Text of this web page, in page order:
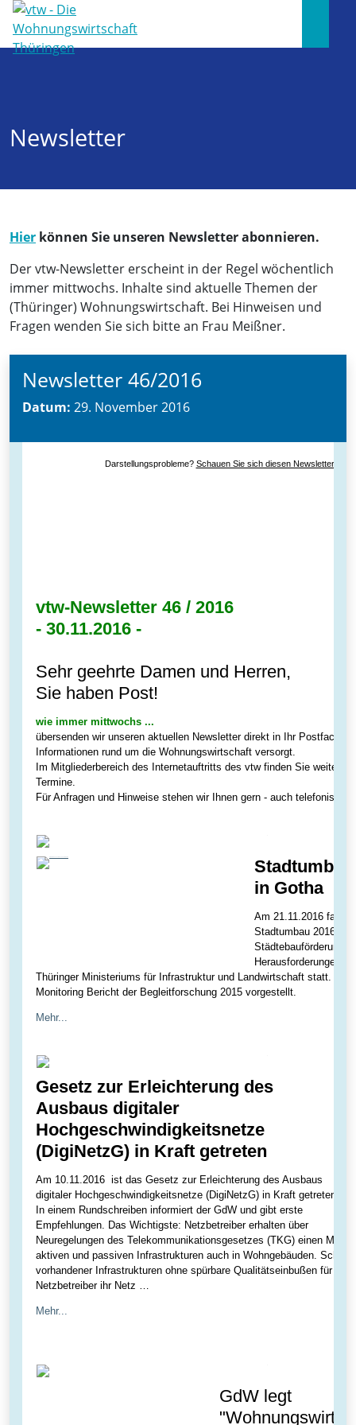
Newsletter
Hier können Sie unseren Newsletter abonnieren.
Der vtw-Newsletter erscheint in der Regel wöchentlich
immer mittwochs. Inhalte sind aktuelle Themen der
(Thüringer) Wohnungswirtschaft. Bei Hinweisen und
Fragen wenden Sie sich bitte an Frau Meißner.
Newsletter 46/2016
Datum: 29. November 2016